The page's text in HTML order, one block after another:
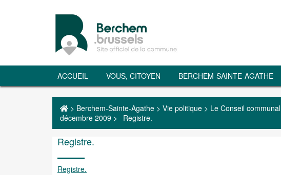
ACCUEIL VOUS, CITOYEN BERCHEM-SAINTE-AGATHE
> Berchem-Sainte-Agathe > Vie politique > Le Conseil communal
décembre 2009 > Registre.
Registre.
Registre.